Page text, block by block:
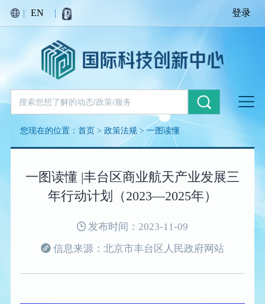
| EN | 登录
您现在的位置：首页 >政策法规>一图读懂
一图读懂 |丰台区商业航天产业发展三
年行动计划（2023—2025年）
发布时间：2023-11-09
信息来源：北京市丰台区人民政府网站